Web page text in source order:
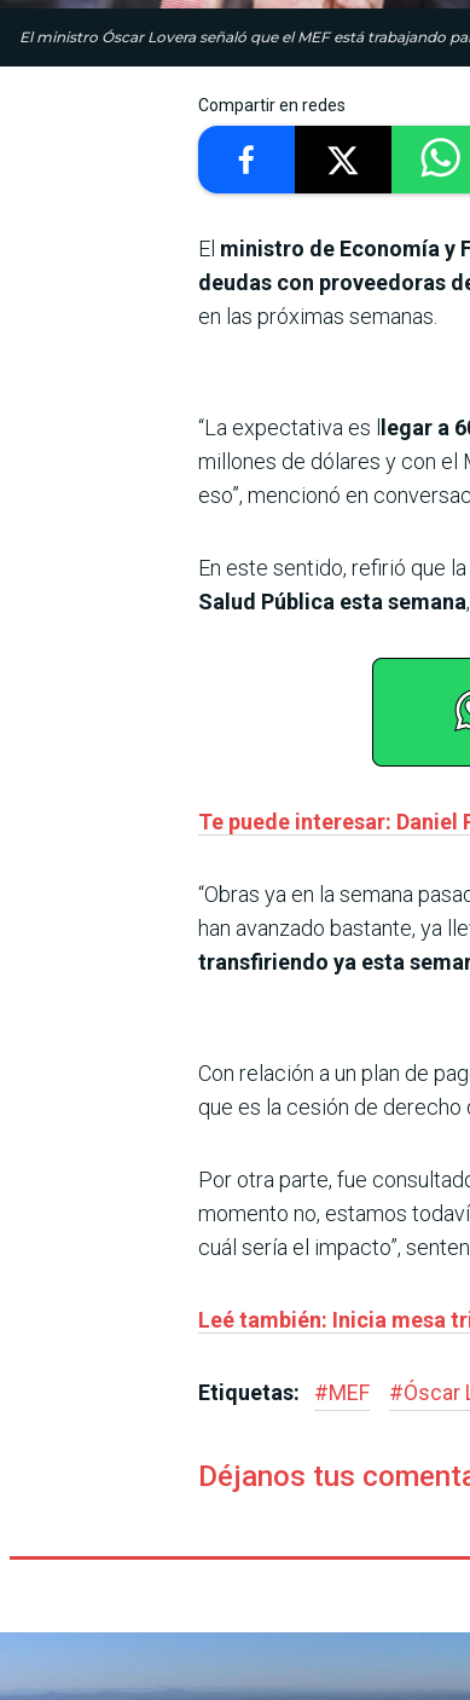
El ministro Óscar Lovera señaló que el MEF está trabajando
Compartir en redes
El ministro de Economía y
deudas con proveedoras
en las próximas semanas.
“La expectativa es llegar a
millones de dólares y con el
eso”, mencionó en
En este sentido, refirió que
Salud Pública esta semana
Te puede interesar:
“Obras ya en la semana
han avanzado bastante, ya
transfiriendo ya esta
Con relación a un plan de
que es la cesión de
Por otra parte, fue
momento no, estamos
cuál sería el impacto”,
Leé también: Inicia mesa
Etiquetas: #MEF #Óscar
Déjanos tus